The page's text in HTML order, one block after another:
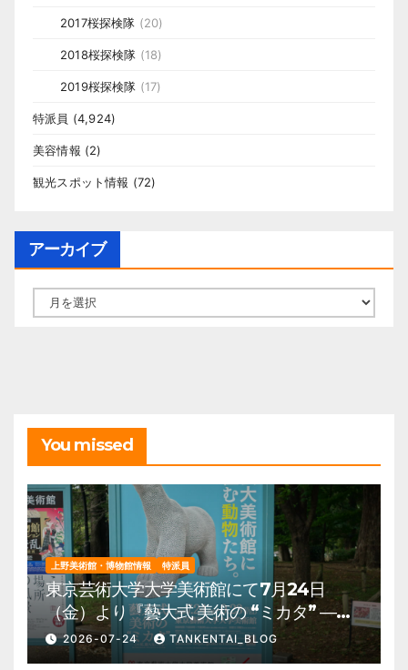
2017桜探検隊 (20)
2018桜探検隊 (18)
2019桜探検隊 (17)
特派員 (4,924)
美容情報 (2)
観光スポット情報 (72)
アーカイブ
You missed
上野美術館・博物館情報 特派員
東京芸術大学大学美術館にて7月24日
（金）より『藝大式 美術の “ミカタ” ―こ
の夏、藝大生になる―』を開催。 上野公
園 美術館・博物館 混雑情報他
2026-07-24 TANKENTAI_BLOG